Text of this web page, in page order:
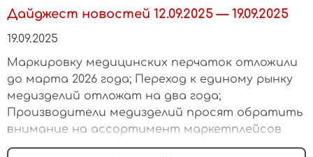
Дайджест новостей 12.09.2025 — 19.09.2025
19.09.2025
Маркировку медицинских перчаток отложили
до марта 2026 года; Переход к единому рынку
медизделий отложат на два года;
Производители медизделий просят обратить
внимание на ассортимент маркетплейсов